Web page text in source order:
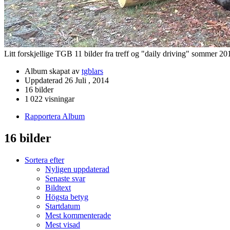
Litt forskjellige TGB 11 bilder fra treff og "daily driving" sommer
Album skapat av tgblars
Uppdaterad 26 Juli , 2014
16 bilder
1 022 visningar
Rapportera Album
16 bilder
Sortera efter
Nyligen uppdaterad
Senaste svar
Bildtext
Högsta betyg
Startdatum
Mest kommenterade
Mest visad